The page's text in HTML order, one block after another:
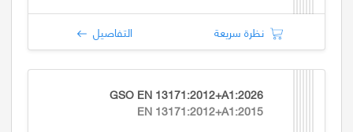
نظرة سريعة التفاصيل
GSO EN 13171:2012+A1:2026
EN 13171:2012+A1:2015